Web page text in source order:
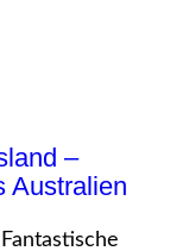
–
Australien